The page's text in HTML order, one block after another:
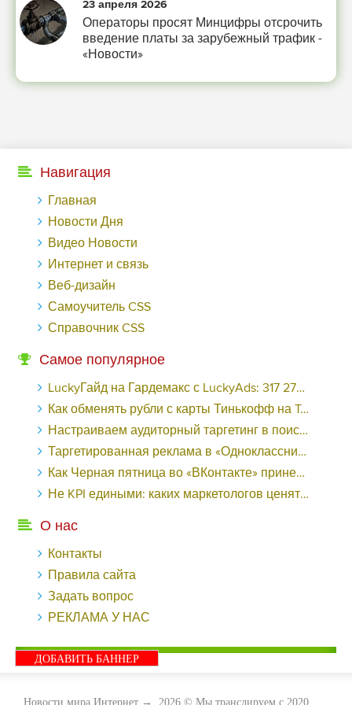
23 апреля 2026
Операторы просят Минцифры отсрочить
введение платы за зарубежный трафик -
«Новости»
Навигация
Главная
Новости Дня
Видео Новости
Интернет и связь
Веб-дизайн
Самоучитель CSS
Справочник CSS
Самое популярное
LuckyГайд на Гардемакс с LuckyAds: 317 279 рублей за 10 дней - «Надо знать»
Как обменять рубли с карты Тинькофф на Tether ERC20 (USDT)?
Настраиваем аудиторный таргетинг в поисковой кампании Google Ads - «Заработок»
Таргетированная реклама в «Одноклассниках»: как ее настроить и нужно ли - «Заработок»
Как Черная пятница во «ВКонтакте» принесла магазину подарков 221 продажу по цене 38 рублей - «Заработок»
Не KPI едиными: каких маркетологов ценят - «Заработок»
О нас
Контакты
Правила сайта
Задать вопрос
РЕКЛАМА У НАС
ДОБАВИТЬ БАННЕР
Новости мира Интернет → 2026 © Мы транслируем с 2020